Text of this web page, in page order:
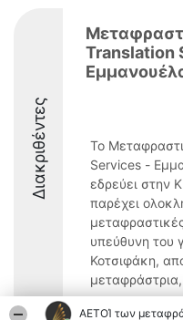
ΑΕΤΟΊ των
Διακριθέντες
Translation
Το
Services -
εδρεύει στην
παρέχει
υπεύθυνη του
Κοτσιφάκη,
8.5